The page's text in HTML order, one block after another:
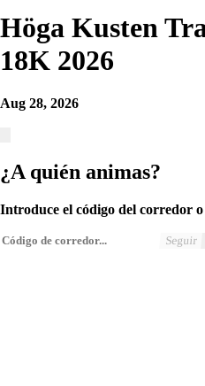
Höga Kusten
18K 2026
Aug 28, 2026
¿A quién animas?
Introduce el código del corredor o
Seguir